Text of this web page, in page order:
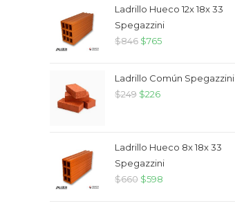
Ladrillo Hueco 12x 18x 33
Spegazzini
$846 $765
Ladrillo Común Spegazzini
$249 $226
Ladrillo Hueco 8x 18x 33
Spegazzini
$660 $598